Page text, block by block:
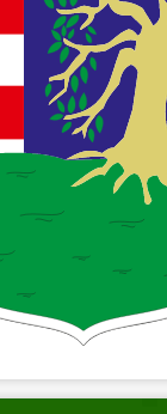
ÖNKORMÁNYZAT
ÜGYINTÉZÉS
KÖZÖSSÉG
HÍREK
VÁLASZTÁSOK